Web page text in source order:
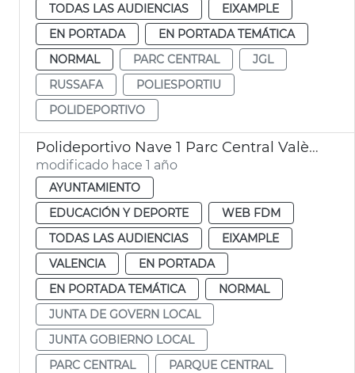
TODAS LAS AUDIENCIAS
EIXAMPLE
EN PORTADA
EN PORTADA TEMÁTICA
NORMAL
PARC CENTRAL
JGL
RUSSAFA
POLIESPORTIU
POLIDEPORTIVO
Polideportivo Nave 1 Parc Central València
modificado hace 1 año
AYUNTAMIENTO
EDUCACIÓN Y DEPORTE
WEB FDM
TODAS LAS AUDIENCIAS
EIXAMPLE
VALENCIA
EN PORTADA
EN PORTADA TEMÁTICA
NORMAL
JUNTA DE GOVERN LOCAL
JUNTA GOBIERNO LOCAL
PARC CENTRAL
PARQUE CENTRAL